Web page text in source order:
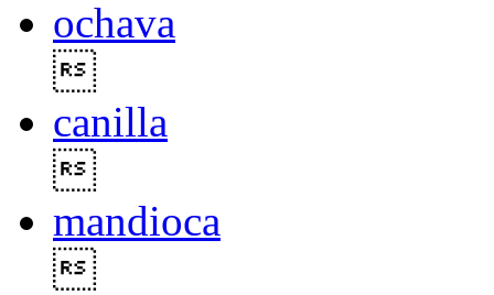
ochava
canilla
mandioca